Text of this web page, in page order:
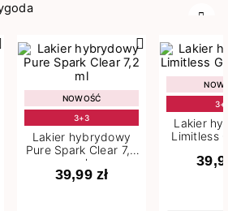
NOWOŚĆ
3+3
Lakier hybrydowy
Pure Spark Clear 7,2
ml
39,99 zł
Lakier
Limitless